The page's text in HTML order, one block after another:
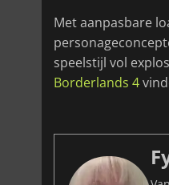
Met aanpasbare
speelstijl vol
Borderlands 4